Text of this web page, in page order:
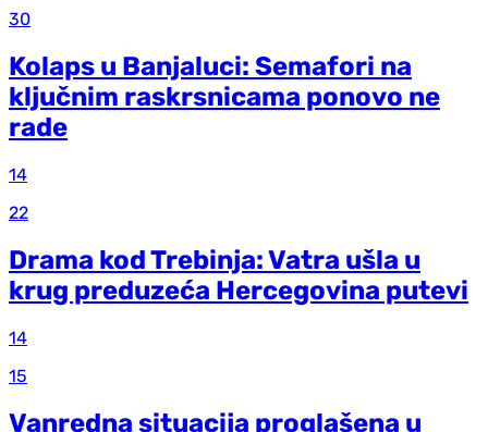
30
Kolaps u Banjaluci: Semafori na
ključnim raskrsnicama ponovo ne
rade
14
22
Drama kod Trebinja: Vatra ušla u
krug preduzeća Hercegovina putevi
14
15
Vanredna situacija proglašena u